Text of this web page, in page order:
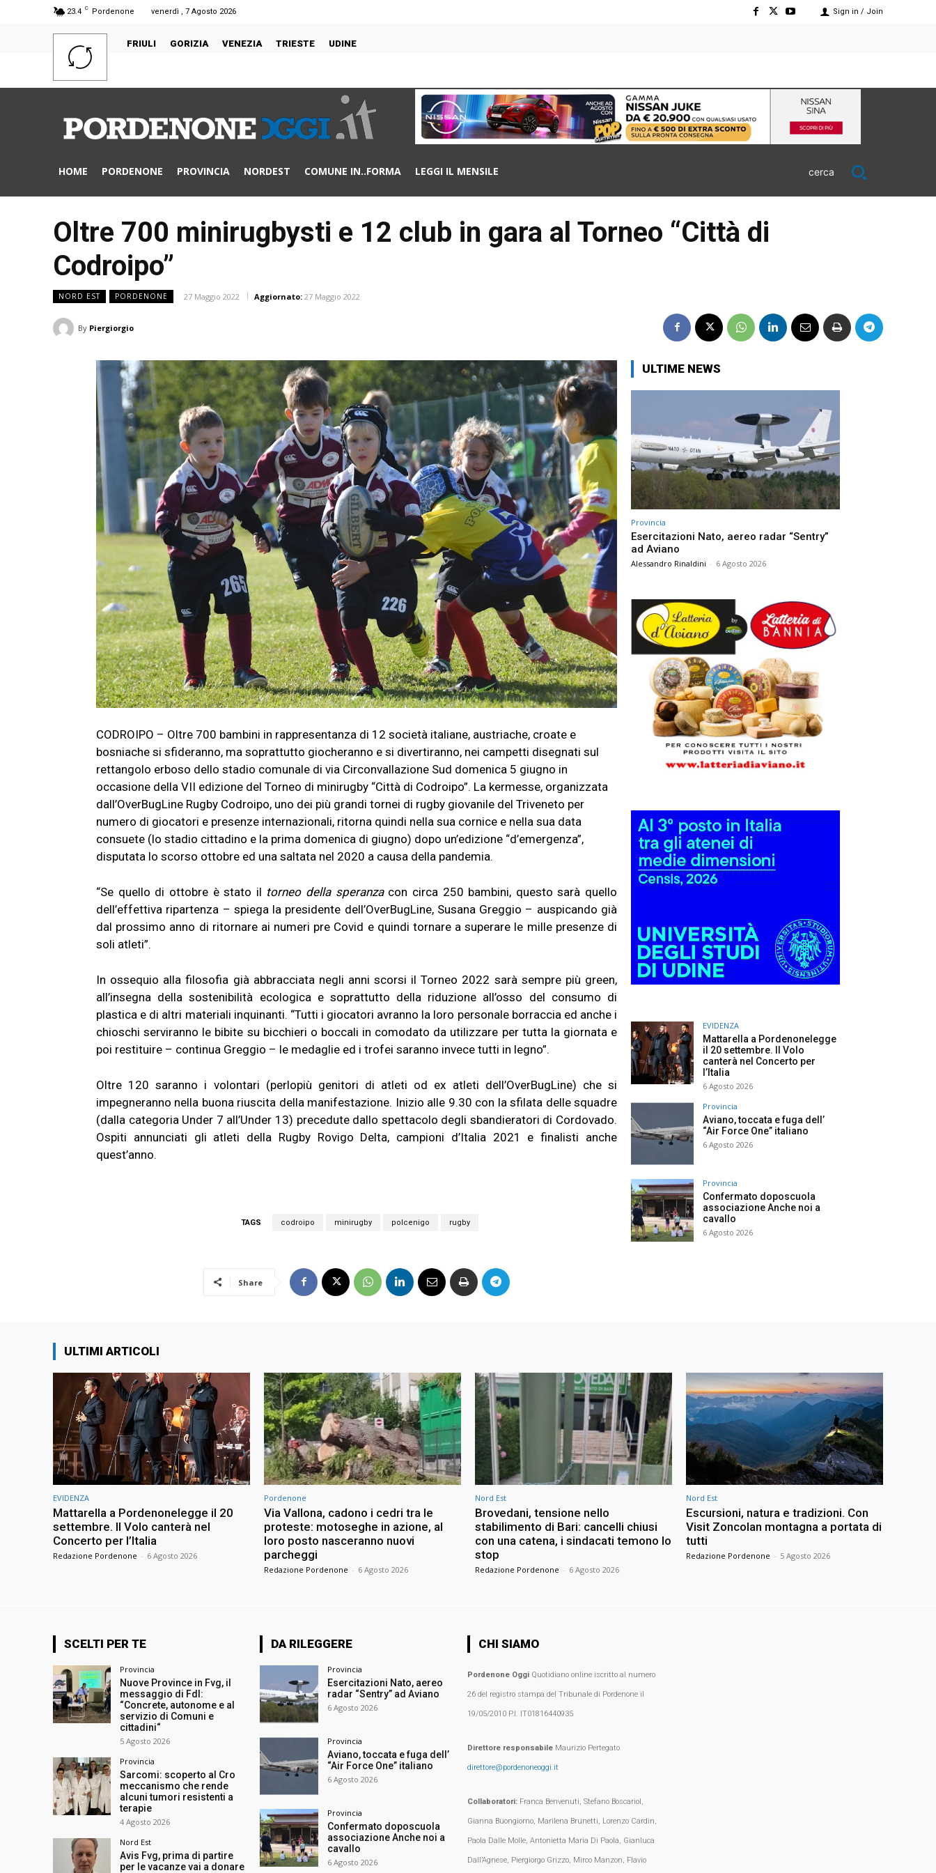
23.4 C Pordenone venerdì , 7 Agosto 2026 Sign in / Join
FRIULI GORIZIA VENEZIA TRIESTE UDINE
HOME PORDENONE PROVINCIA NORDEST COMUNE IN..FORMA LEGGI IL MENSILE cerca
Oltre 700 minirugbysti e 12 club in gara al Torneo “Città di
Codroipo”
NORD EST PORDENONE 27 Maggio 2022 Aggiornato: 27 Maggio 2022
By Piergiorgio
CODROIPO – Oltre 700 bambini in rappresentanza di 12 società italiane, austriache, croate e
bosniache si sfideranno, ma soprattutto giocheranno e si divertiranno, nei campetti disegnati sul
rettangolo erboso dello stadio comunale di via Circonvallazione Sud domenica 5 giugno in
occasione della VII edizione del Torneo di minirugby “Città di Codroipo”. La kermesse, organizzata
dall’OverBugLine Rugby Codroipo, uno dei più grandi tornei di rugby giovanile del Triveneto per
numero di giocatori e presenze internazionali, ritorna quindi nella sua cornice e nella sua data
consuete (lo stadio cittadino e la prima domenica di giugno) dopo un’edizione “d’emergenza”,
disputata lo scorso ottobre ed una saltata nel 2020 a causa della pandemia.
“Se quello di ottobre è stato il torneo della speranza con circa 250 bambini, questo sarà quello
dell’effettiva ripartenza – spiega la presidente dell’OverBugLine, Susana Greggio – auspicando già
dal prossimo anno di ritornare ai numeri pre Covid e quindi tornare a superare le mille presenze di
soli atleti”.
In ossequio alla filosofia già abbracciata negli anni scorsi il Torneo 2022 sarà sempre più green,
all’insegna della sostenibilità ecologica e soprattutto della riduzione all’osso del consumo di
plastica e di altri materiali inquinanti. “Tutti i giocatori avranno la loro personale borraccia ed anche i
chioschi serviranno le bibite su bicchieri o boccali in comodato da utilizzare per tutta la giornata e
poi restituire – continua Greggio – le medaglie ed i trofei saranno invece tutti in legno”.
Oltre 120 saranno i volontari (perlopiù genitori di atleti od ex atleti dell’OverBugLine) che si
impegneranno nella buona riuscita della manifestazione. Inizio alle 9.30 con la sfilata delle squadre
(dalla categoria Under 7 all’Under 13) precedute dallo spettacolo degli sbandieratori di Cordovado.
Ospiti annunciati gli atleti della Rugby Rovigo Delta, campioni d’Italia 2021 e finalisti anche
quest’anno.
TAGS codroipo minirugby polcenigo rugby
Share
ULTIME NEWS
Provincia
Esercitazioni Nato, aereo radar “Sentry”
ad Aviano
Alessandro Rinaldini - 6 Agosto 2026
EVIDENZA
Mattarella a Pordenonelegge
il 20 settembre. Il Volo
canterà nel Concerto per
l’Italia
6 Agosto 2026
Provincia
Aviano, toccata e fuga dell’
“Air Force One” italiano
6 Agosto 2026
Provincia
Confermato doposcuola
associazione Anche noi a
cavallo
6 Agosto 2026
ULTIMI ARTICOLI
EVIDENZA
Mattarella a Pordenonelegge il 20
settembre. Il Volo canterà nel
Concerto per l’Italia
Redazione Pordenone - 6 Agosto 2026
Pordenone
Via Vallona, cadono i cedri tra le
proteste: motoseghe in azione, al
loro posto nasceranno nuovi
parcheggi
Redazione Pordenone - 6 Agosto 2026
Nord Est
Brovedani, tensione nello
stabilimento di Bari: cancelli chiusi
con una catena, i sindacati temono lo
stop
Redazione Pordenone - 6 Agosto 2026
Nord Est
Escursioni, natura e tradizioni. Con
Visit Zoncolan montagna a portata di
tutti
Redazione Pordenone - 5 Agosto 2026
SCELTI PER TE
Provincia
Nuove Province in Fvg, il
messaggio di FdI:
“Concrete, autonome e al
servizio di Comuni e
cittadini“
5 Agosto 2026
Provincia
Sarcomi: scoperto al Cro
meccanismo che rende
alcuni tumori resistenti a
terapie
4 Agosto 2026
Nord Est
Avis Fvg, prima di partire
per le vacanze vai a donare
DA RILEGGERE
Provincia
Esercitazioni Nato, aereo
radar “Sentry” ad Aviano
6 Agosto 2026
Provincia
Aviano, toccata e fuga dell’
“Air Force One” italiano
6 Agosto 2026
Provincia
Confermato doposcuola
associazione Anche noi a
cavallo
6 Agosto 2026
CHI SIAMO
Pordenone OggiQuotidiano online iscritto al numero
26 del registro stampa del Tribunale di Pordenone il
19/05/2010 P.I. IT01816440935
Direttore responsabileMaurizio Pertegato
direttore@pordenoneoggi.it
Collaboratori:Franca Benvenuti, Stefano Boscariol,
Gianna Buongiorno, Marilena Brunetti, Lorenzo Cardin,
Paola Dalle Molle, Antonietta Maria Di Paola, Gianluca
Dall’Agnese, Piergiorgo Grizzo, Mirco Manzon, Flavio